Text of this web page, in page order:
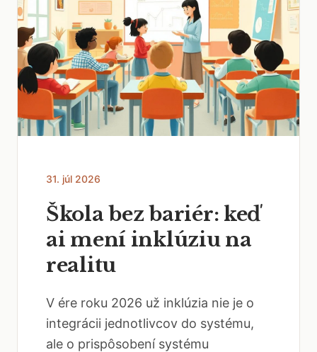
31. júl 2026
Škola bez bariér: keď
ai mení inklúziu na
realitu
V ére roku 2026 už inklúzia nie je o
integrácii jednotlivcov do systému,
ale o prispôsobení systému